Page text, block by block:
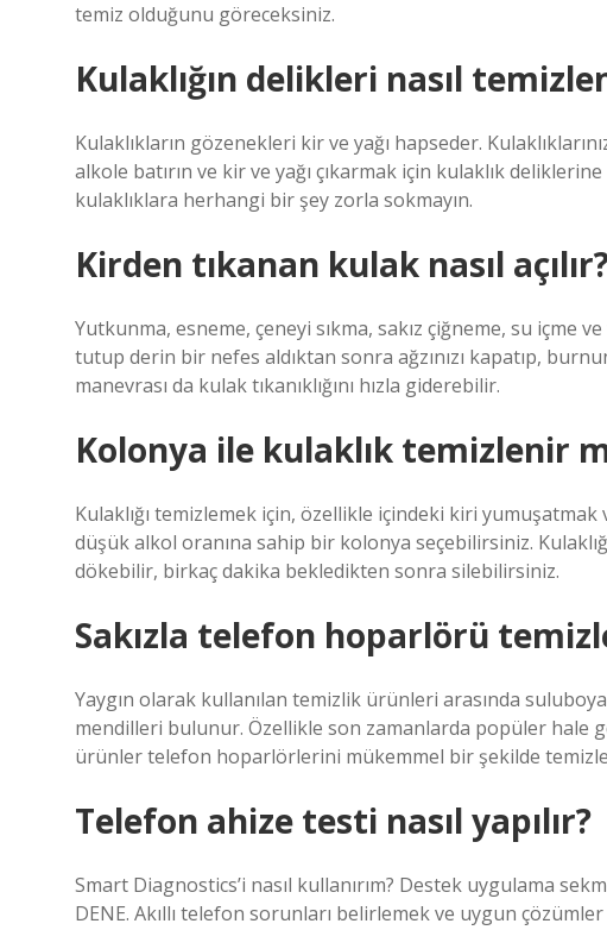
temiz olduğunu göreceksiniz.
Kulaklığın delikleri nasıl
Kulaklıkların gözenekleri kir ve yağı hapseder.
alkole batırın ve kir ve yağı çıkarmak için kulaklık deliklerine
kulaklıklara herhangi bir şey zorla sokmayın.
Kirden tıkanan kulak nasıl
Yutkunma, esneme, çeneyi sıkma, sakız çiğneme, su içme
tutup derin bir nefes aldıktan sonra ağzınızı kapatıp,
manevrası da kulak tıkanıklığını hızla giderebilir.
Kolonya ile kulaklık temizlenir
Kulaklığı temizlemek için, özellikle içindeki kiri
düşük alkol oranına sahip bir kolonya seçebilirsiniz.
dökebilir, birkaç dakika bekledikten sonra silebilirsiniz.
Sakızla telefon hoparlörü
Yaygın olarak kullanılan temizlik ürünleri arasında
mendilleri bulunur. Özellikle son zamanlarda popüler hale
ürünler telefon hoparlörlerini mükemmel bir şekilde
Telefon ahize testi nasıl yapılır?
Smart Diagnostics’i nasıl kullanırım? Destek uygulama
DENE. Akıllı telefon sorunları belirlemek ve uygun